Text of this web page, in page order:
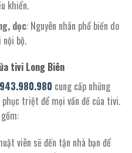
khiển.
dọc: Nguyên nhân phổ biến do
bộ.
tivi Long Biên
cung cấp những
triệt để mọi vấn đề của tivi.
viên sẽ đến tận nhà bạn để